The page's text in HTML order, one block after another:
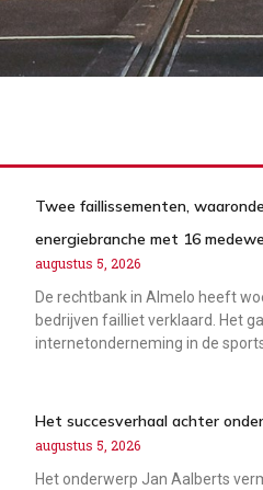
Twee faillissementen,
energiebranche met 16
augustus 5, 2026
De rechtbank in Almelo heeft
bedrijven failliet verklaard. Het
internetonderneming in de
Het succesverhaal achter
augustus 5, 2026
Het onderwerp Jan Aalberts